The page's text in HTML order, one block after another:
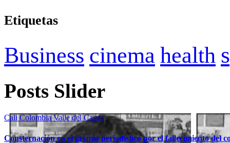
Etiquetas
Business cinema health
Posts Slider
CaliColombiaValle del Cauca
Consternación en el gremio periodístico por el fallecimiento del